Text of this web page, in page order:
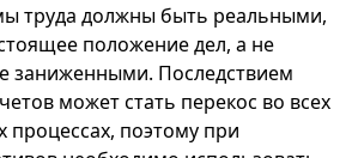
труда должны быть реальными,
положение дел, а не
заниженными. Последствием
может стать перекос во всех
процессах, поэтому при